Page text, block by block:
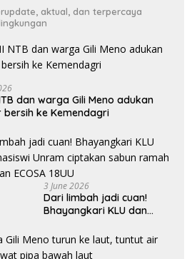
aktual, dan terpercaya
dan warga Gili Meno adukan
bersih ke Kemendagri
3 June 2026
Dari limbah jadi cuan!
Bhayangkari KLU dan
sabun ramah lingkungan
ECOSA 18UU